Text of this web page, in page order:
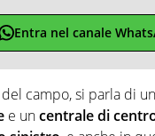
Entra nel canale
campo, si parla di un
e uncentrale di